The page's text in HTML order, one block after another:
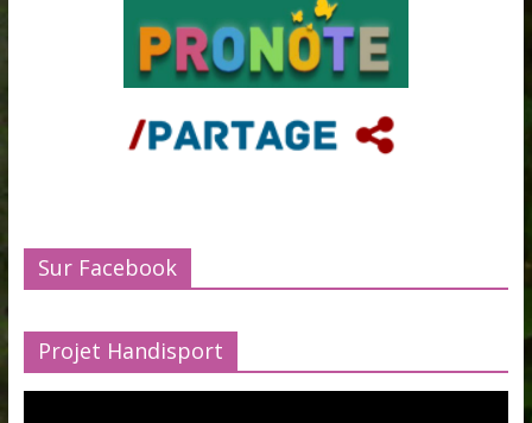
Sur Facebook
Projet Handisport